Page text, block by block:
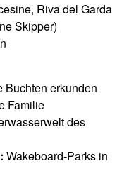
Riva del Garda
Skipper)
Buchten erkunden
Familie
des
Wakeboard-Parks in